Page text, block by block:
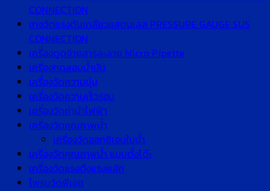
CONNECTION
เกจวัดแรงดันเกลียวแสตนเลส PRESSURE GAUGE SUS
CONNECTION
เครื่องดูดจ่ายสารละลาย Micro Pipette
เครื่องทดสอบน้ำมัน
เครื่องวัดความขุ่น
เครื่องวัดความเร็วรอบ
เครื่องวัดค่านำไฟฟ้า
เครื่องวัดคุณภาพน้ำ
เครื่องวัดออกซิเจนในน้ำ
เครื่องวัดคุณภาพน้ำ แบบตั้งโต๊ะ
เครื่องวัดแรงดึงแรงผลัก
โพรบวัดพีเอช